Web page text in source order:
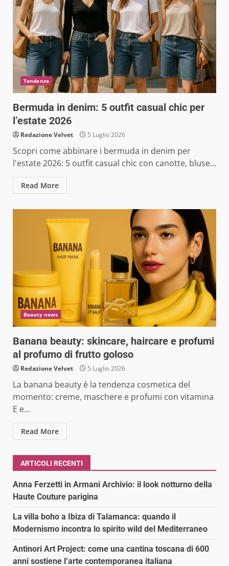
Tendenze
Bermuda in denim: 5 outfit casual chic per
l’estate 2026
Redazione Velvet 5 Luglio 2026
Scopri come abbinare i bermuda in denim per
l'estate 2026: 5 outfit casual chic con canotte, bluse...
Read More
Beauty news
Banana beauty: skincare, haircare e profumi
al profumo di frutto goloso
Redazione Velvet 5 Luglio 2026
La banana beauty è la tendenza cosmetica del
momento: creme, maschere e profumi con vitamina
E e...
Read More
ARTICOLI RECENTI
Anna Ferzetti in Armani Archivio: il look notturno della
Haute Couture parigina
La villa boho a Ibiza di Talamanca: quando il
Modernismo incontra lo spirito wild del Mediterraneo
Antinori Art Project: come una cantina toscana di 600
anni sostiene l’arte contemporanea italiana